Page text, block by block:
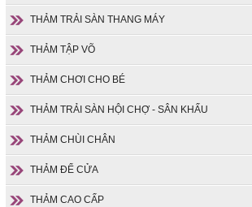
THẢM TRẢI SÀN THANG MÁY
THẢM TẬP VÕ
THẢM CHƠI CHO BÉ
THẢM TRẢI SÀN HỘI CHỢ - SÂN KHẤU
THẢM CHÙI CHÂN
THẢM ĐỂ CỬA
THẢM CAO CẤP